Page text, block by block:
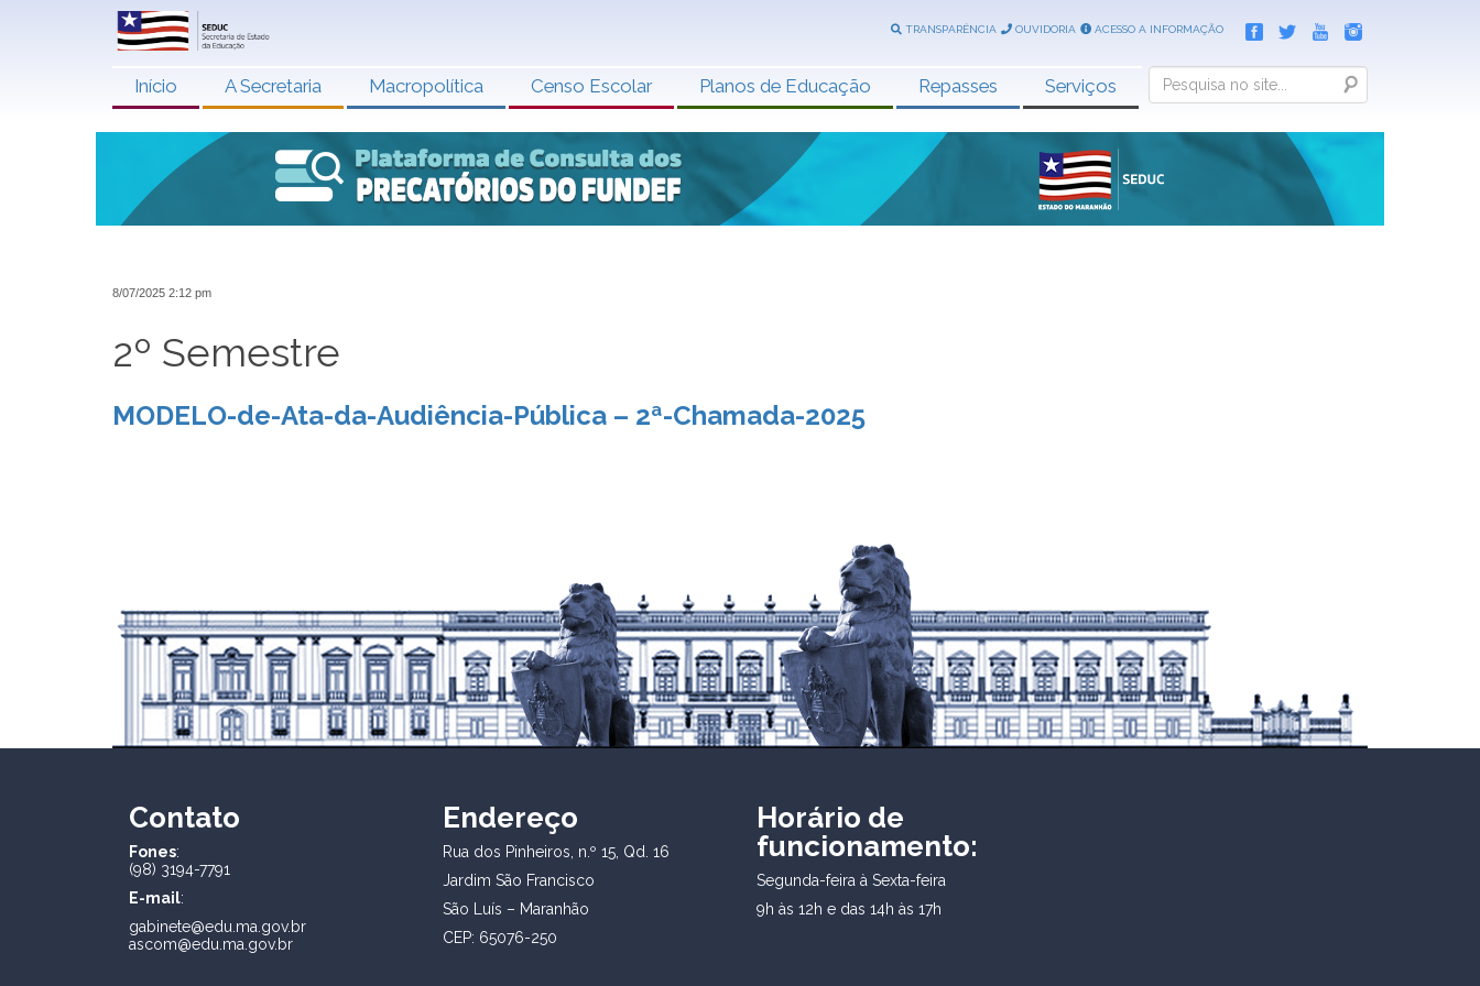
TRANSPARÊNCIA OUVIDORIA ACESSO A INFORMAÇÃO
Início A Secretaria Macropolítica Censo Escolar Planos de Educação Repasses Serviços Search
8/07/2025 2:12 pm
2º Semestre
MODELO-de-Ata-da-Audiência-Pública – 2ª-Chamada-2025
Contato
Fones:
(98) 3194-7791
E-mail:
gabinete@edu.ma.gov.br
ascom@edu.ma.gov.br
Endereço
Rua dos Pinheiros, n.º 15, Qd. 16
Jardim São Francisco
São Luís – Maranhão
CEP: 65076-250
Horário de
funcionamento:
Segunda-feira à Sexta-feira
9h às 12h e das 14h às 17h